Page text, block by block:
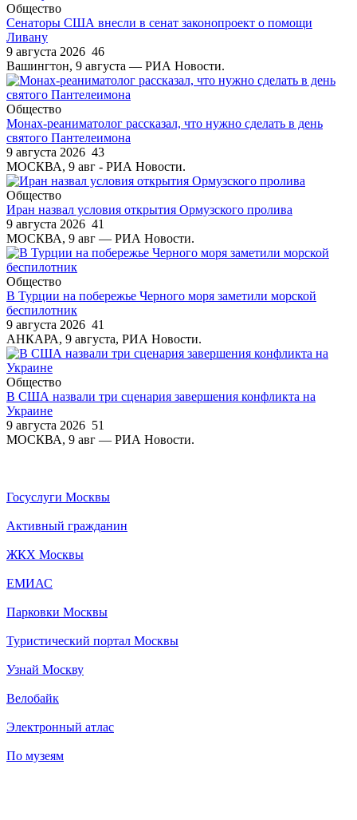
Общество
Сенаторы США внесли в сенат законопроект о помощи
Ливану
9 августа 2026 46
Вашингтон, 9 августа — РИА Новости.
Общество
Монах-реаниматолог рассказал, что нужно сделать в день
святого Пантелеимона
9 августа 2026 43
МОСКВА, 9 авг - РИА Новости.
Общество
Иран назвал условия открытия Ормузского пролива
9 августа 2026 41
МОСКВА, 9 авг — РИА Новости.
Общество
В Турции на побережье Черного моря заметили морской
беспилотник
9 августа 2026 41
АНКАРА, 9 августа, РИА Новости.
Общество
В США назвали три сценария завершения конфликта на
Украине
9 августа 2026 51
МОСКВА, 9 авг — РИА Новости.
Госуслуги Москвы
Активный гражданин
ЖКХ Москвы
ЕМИАС
Парковки Москвы
Туристический портал Москвы
Узнай Москву
Велобайк
Электронный атлас
По музеям